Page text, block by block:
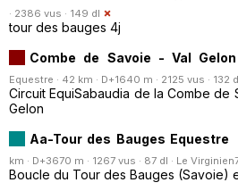
· 2386 vus · 149 dl
tour des bauges 4j
Combe de Savoie - Val
Equestre · 42 km · D+1640 m · 2125 vus · 132
Circuit EquiSabaudia de la Combe de
Gelon
Aa-Tour des Bauges Equestre
km · D+3670 m · 1267 vus · 87 dl · Le
Boucle du Tour des Bauges (Savoie)